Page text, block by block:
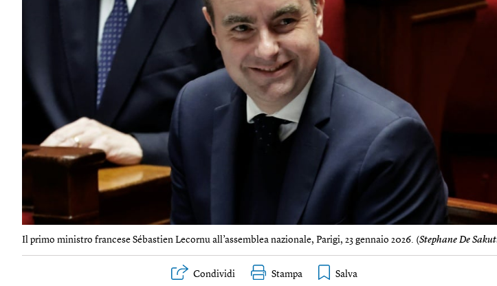
Il primo ministro francese Sébastien Lecornu all’assemblea nazionale, Parigi, 23 gennaio 2026. (Stephane De
Condividi Stampa